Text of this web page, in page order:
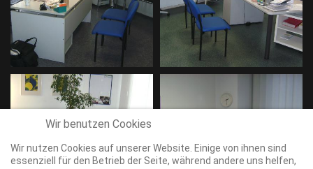
Wir benutzen Cookies
Wir nutzen Cookies auf unserer Website. Einige von ihnen sind
essenziell für den Betrieb der Seite, während andere uns helfen,